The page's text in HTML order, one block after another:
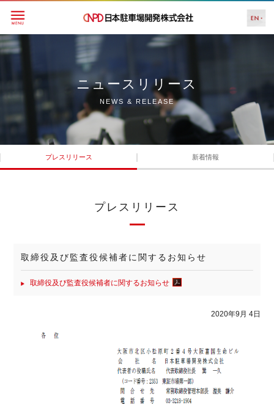
ニュースリリース
NEWS & RELEASE
プレスリリース 新着情報
プレスリリース
取締役及び監査役候補者に関するお知らせ
取締役及び監査役候補者に関するお知らせ
2020年9月 4日